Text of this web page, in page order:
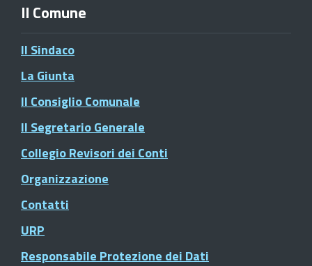
Il Comune
Il Sindaco
La Giunta
Il Consiglio Comunale
Il Segretario Generale
Collegio Revisori dei Conti
Organizzazione
Contatti
URP
Responsabile Protezione dei Dati